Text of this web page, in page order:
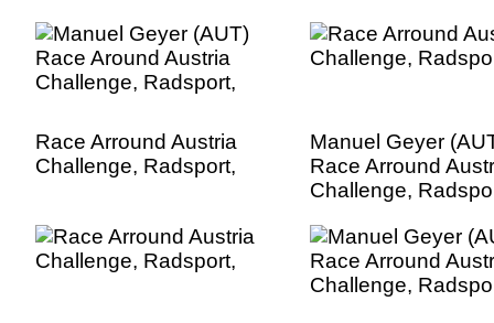
Race Arround Austria
Challenge, Radsport,
Manuel Geyer
Race Arround
Challenge,